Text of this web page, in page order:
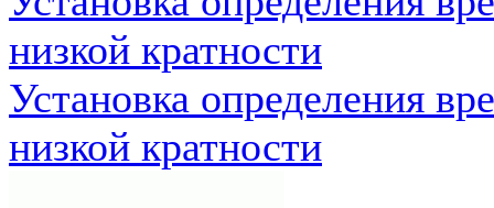
низкой кратности
Установка определения
низкой кратности